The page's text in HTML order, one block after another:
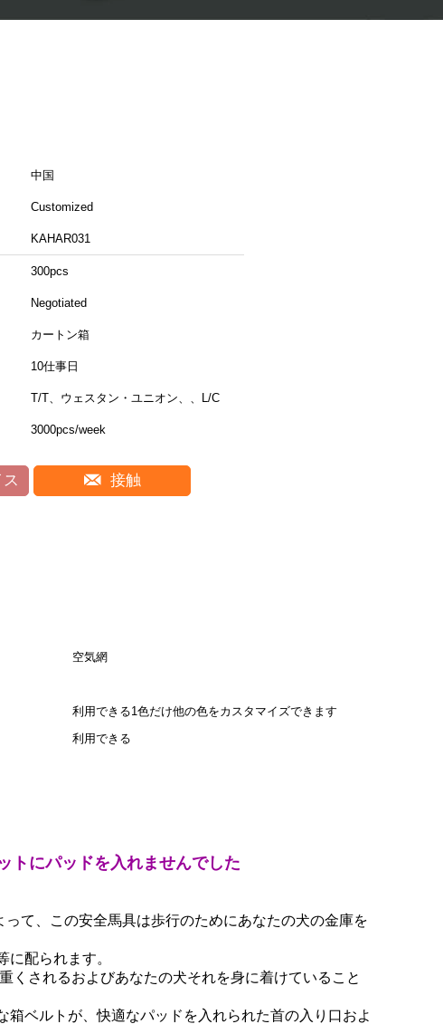
中国
Customized
KAHAR031
300pcs
Negotiated
カートン箱
10仕事日
T/T、ウェスタン・ユニオン、、L/C
3000pcs/week
接触
空気網
利用できる1色だけ他の色をカスタマイズできます
利用できる
トにパッドを入れませんでした
て、この安全馬具は歩行のためにあなたの犬の金庫を
配られます。
くされるおよびあなたの犬それを身に着けていること
ベルトが、快適なパッドを入れられた首の入り口およ